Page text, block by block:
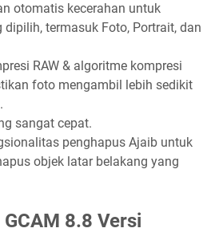
otomatis kecerahan untuk
termasuk Foto, Portrait, dan
RAW & algoritme kompresi
foto mengambil lebih sedikit
sangat cepat.
penghapus Ajaib untuk
objek latar belakang yang
8.8 Versi